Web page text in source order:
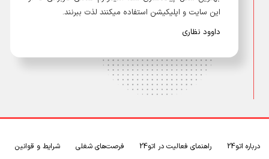
این سایت و اپلیکیشن استفاده میکنند لذت ببرنند.
داوود نظاری
درباره اتو24 راهنمای فعالیت در اتو24 فرصت‌های شغلی شرایط و قوانین